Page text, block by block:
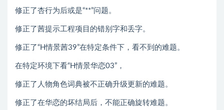
修正了杏行为后或是“**”问题。
修正了茜提示工程项目的错别字和丢字。
修正了“H情景茜39”在特定条件下，看不到的难题。
在特定环境下看“H情景华恋03”，
修正了人物角色词典被不正确升级更新的难题。
修正了在华恋的坏结局后，不能正确旋转难题。